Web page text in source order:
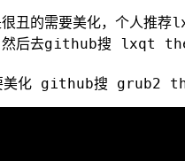
很丑的需要美化，个人推
然后去github搜 lxqt
美化 github搜 grub2